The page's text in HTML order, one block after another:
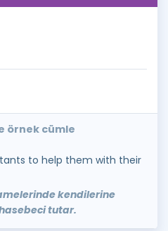
örnek cümle
to help them with their
kendilerine
tutar.